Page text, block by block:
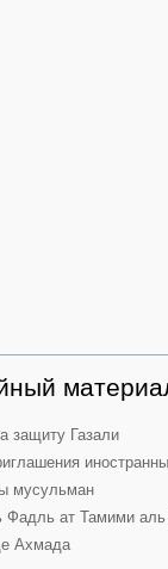
защиту Газали
мусульман
Фадль ат Тамими аль
Ахмада